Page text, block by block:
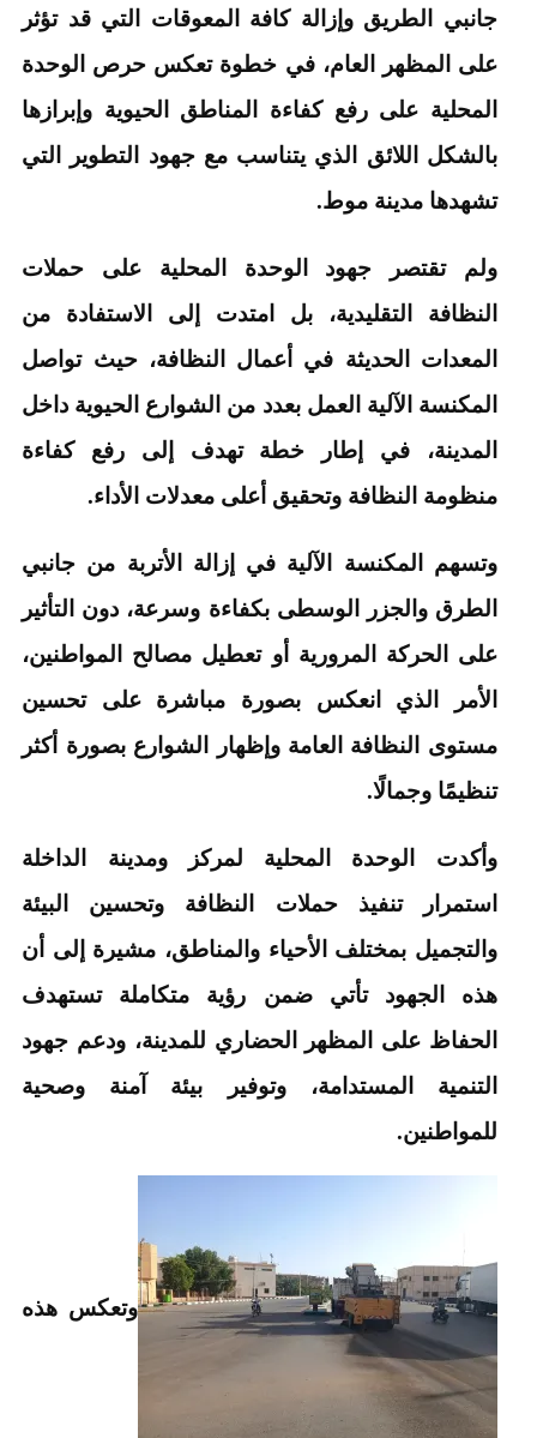
جانبي الطريق وإزالة كافة المعوقات التي قد تؤثر
على المظهر العام، في خطوة تعكس حرص الوحدة
المحلية على رفع كفاءة المناطق الحيوية وإبرازها
بالشكل اللائق الذي يتناسب مع جهود التطوير التي
تشهدها مدينة موط.
ولم تقتصر جهود الوحدة المحلية على حملات
النظافة التقليدية، بل امتدت إلى الاستفادة من
المعدات الحديثة في أعمال النظافة، حيث تواصل
المكنسة الآلية العمل بعدد من الشوارع الحيوية داخل
المدينة، في إطار خطة تهدف إلى رفع كفاءة
منظومة النظافة وتحقيق أعلى معدلات الأداء.
وتسهم المكنسة الآلية في إزالة الأتربة من جانبي
الطرق والجزر الوسطى بكفاءة وسرعة، دون التأثير
على الحركة المرورية أو تعطيل مصالح المواطنين،
الأمر الذي انعكس بصورة مباشرة على تحسين
مستوى النظافة العامة وإظهار الشوارع بصورة أكثر
تنظيمًا وجمالًا.
وأكدت الوحدة المحلية لمركز ومدينة الداخلة
استمرار تنفيذ حملات النظافة وتحسين البيئة
والتجميل بمختلف الأحياء والمناطق، مشيرة إلى أن
هذه الجهود تأتي ضمن رؤية متكاملة تستهدف
الحفاظ على المظهر الحضاري للمدينة، ودعم جهود
التنمية المستدامة، وتوفير بيئة آمنة وصحية
للمواطنين.
وتعكس هذه